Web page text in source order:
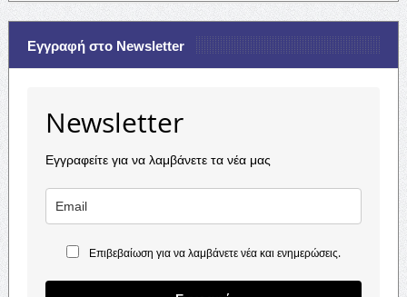
Εγγραφή στο Newsletter
Newsletter
Εγγραφείτε για να λαμβάνετε τα νέα μας
Επιβεβαίωση για να λαμβάνετε νέα και ενημερώσεις.